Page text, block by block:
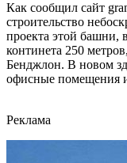
Как сообщил сайт
строительство
проекта этой башни,
континета 250
Бенджлон. В новом
офисные помещения
Реклама